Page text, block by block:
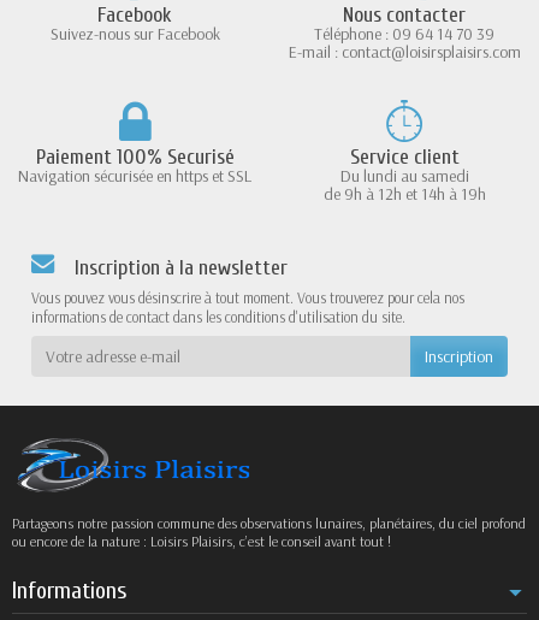
Facebook
Suivez-nous sur Facebook
Nous contacter
Téléphone : 09 64 14 70 39
E-mail : contact@loisirsplaisirs.com
Paiement 100% Securisé
Navigation sécurisée en https et SSL
Service client
Du lundi au samedi
de 9h à 12h et 14h à 19h
Inscription à la newsletter
Vous pouvez vous désinscrire à tout moment. Vous trouverez pour cela nos
informations de contact dans les conditions d'utilisation du site.
Partageons notre passion commune des observations lunaires, planétaires, du ciel profond
ou encore de la nature : Loisirs Plaisirs, c’est le conseil avant tout !
Informations